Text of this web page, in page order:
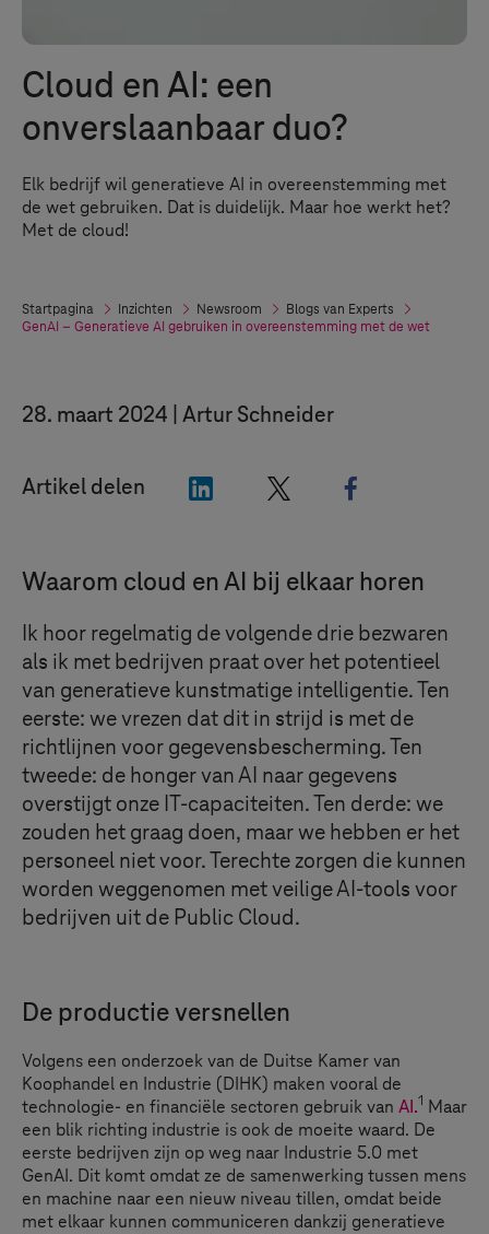
Cloud en AI: een
onverslaanbaar duo?
Elk bedrijf wil generatieve AI in overeenstemming met
de wet gebruiken. Dat is duidelijk. Maar hoe werkt het?
Met de cloud!
Startpagina Inzichten Newsroom
Blogs van Experts
GenAI – Generatieve AI gebruiken in overeenstemming met de wet
28. maart 2024 Artur Schneider
Artikel delen "LinkedIn"
Waarom cloud en AI bij elkaar horen
Ik hoor regelmatig de volgende drie bezwaren
als ik met bedrijven praat over het potentieel
van generatieve kunstmatige intelligentie. Ten
eerste: we vrezen dat dit in strijd is met de
richtlijnen voor gegevensbescherming. Ten
tweede: de honger van AI naar gegevens
overstijgt onze IT-capaciteiten. Ten derde: we
zouden het graag doen, maar we hebben er het
personeel niet voor. Terechte zorgen die kunnen
worden weggenomen met veilige AI-tools voor
bedrijven uit de Public Cloud.
De productie versnellen
Volgens een onderzoek van de Duitse Kamer van
Koophandel en Industrie (DIHK) maken vooral de
technologie- en financiële sectoren gebruik van AI.1
Maar
een blik richting industrie is ook de moeite waard. De
eerste bedrijven zijn op weg naar Industrie 5.0 met
GenAI. Dit komt omdat ze de samenwerking tussen mens
en machine naar een nieuw niveau tillen, omdat beide
met elkaar kunnen communiceren dankzij generatieve